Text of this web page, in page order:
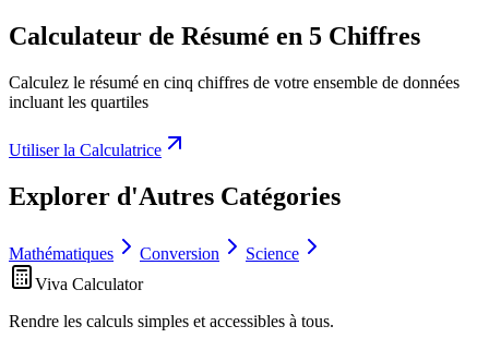
Calculateur de Résumé en 5 Chiffres
Calculez le résumé en cinq chiffres de votre ensemble de données
incluant les quartiles
Utiliser la Calculatrice
Explorer d'Autres Catégories
Mathématiques Conversion
Science
Viva Calculator
Rendre les calculs simples et accessibles à tous.